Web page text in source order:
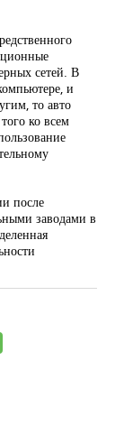
сетей. В
и
то авто
ко всем
после
заводами в